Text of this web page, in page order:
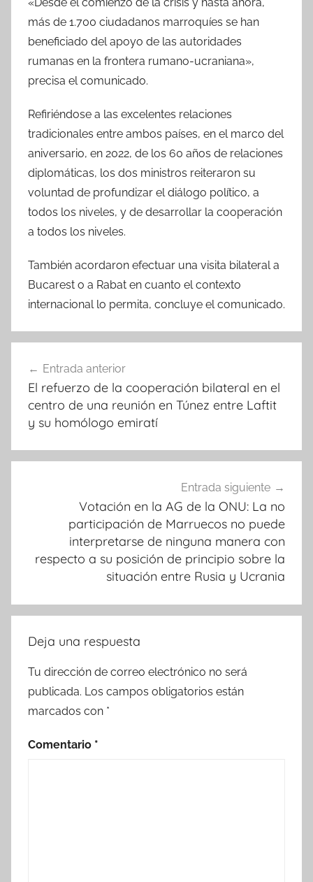
más de 1.700 ciudadanos marroquíes se han
beneficiado del apoyo de las autoridades
rumanas en la frontera rumano-ucraniana»,
precisa el comunicado.
Refiriéndose a las excelentes relaciones
tradicionales entre ambos países, en el marco del
aniversario, en 2022, de los 60 años de relaciones
diplomáticas, los dos ministros reiteraron su
voluntad de profundizar el diálogo político, a
todos los niveles, y de desarrollar la cooperación
a todos los niveles.
También acordaron efectuar una visita bilateral a
Bucarest o a Rabat en cuanto el contexto
internacional lo permita, concluye el comunicado.
de
entradas
Entrada anterior
El refuerzo de la cooperación bilateral en el
centro de una reunión en Túnez entre Laftit
y su homólogo emiratí
Entrada siguiente
Votación en la AG de la ONU: La no
participación de Marruecos no puede
interpretarse de ninguna manera con
respecto a su posición de principio sobre la
situación entre Rusia y Ucrania
Deja una respuesta
Tu dirección de correo electrónico no será
publicada. Los campos obligatorios están
marcados con *
Comentario *